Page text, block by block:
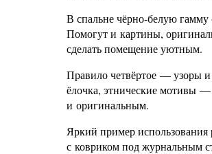
В спальне чёрно-белую
Помогут и картины,
сделать помещение уютным.
Правило четвёртое — узоры
ёлочка, этнические мотивы —
и оригинальным.
Яркий пример
с ковриком под журнальным